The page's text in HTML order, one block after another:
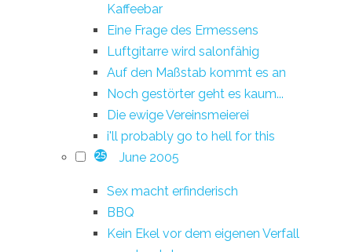
Kaffeebar
Eine Frage des Ermessens
Luftgitarre wird salonfähig
Auf den Maßstab kommt es an
Noch gestörter geht es kaum...
Die ewige Vereinsmeierei
i'll probably go to hell for this
25 June 2005
Sex macht erfinderisch
BBQ
Kein Ekel vor dem eigenen Verfall